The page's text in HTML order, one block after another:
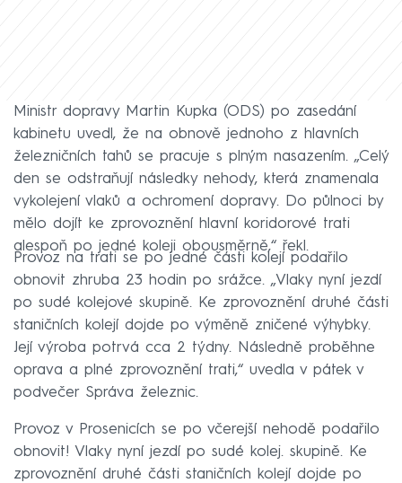
Ministr dopravy Martin Kupka (ODS) po zasedání
kabinetu uvedl, že na obnově jednoho z hlavních
železničních tahů se pracuje s plným nasazením. „Celý
den se odstraňují následky nehody, která znamenala
vykolejení vlaků a ochromení dopravy. Do půlnoci by
mělo dojít ke zprovoznění hlavní koridorové trati
alespoň po jedné koleji obousměrně,“ řekl.
Provoz na trati se po jedné části kolejí podařilo
obnovit zhruba 23 hodin po srážce. „Vlaky nyní jezdí
po sudé kolejové skupině. Ke zprovoznění druhé části
staničních kolejí dojde po výměně zničené výhybky.
Její výroba potrvá cca 2 týdny. Následně proběhne
oprava a plné zprovoznění trati,“ uvedla v pátek v
podvečer Správa železnic.
Provoz v Prosenicích se po včerejší nehodě podařilo
obnovit! Vlaky nyní jezdí po sudé kolej. skupině. Ke
zprovoznění druhé části staničních kolejí dojde po